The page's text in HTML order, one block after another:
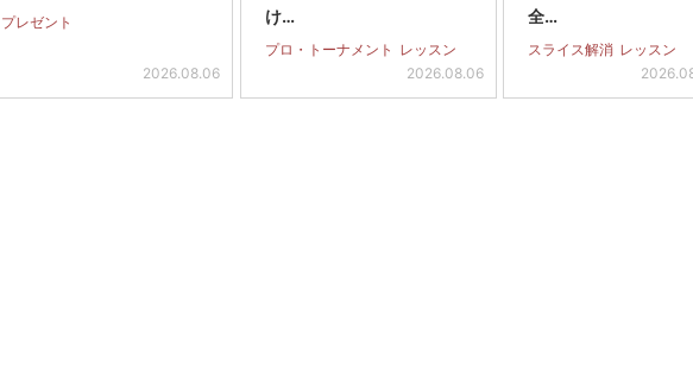
プレゼント
2026.08.06
け…
プロ・トーナメント レッスン
2026.08.06
全…
スライス解消 レッスン